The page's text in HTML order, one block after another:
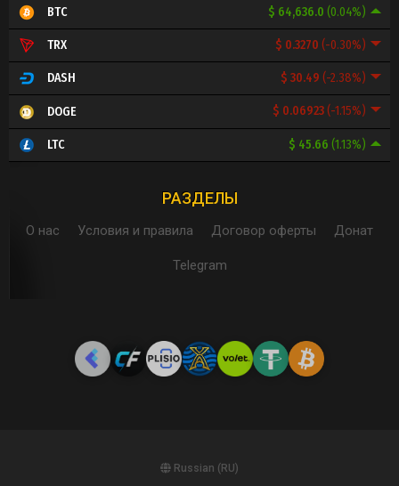
$ 64,636.0 (0.04%)
BTC
$ 0.3270 (-0.30%)
TRX
$ 30.49 (-2.38%)
DASH
$ 0.06923(-1.15%)
DOGE
$ 45.66 (1.13%)
LTC
РАЗДЕЛЫ
О нас Условия и правила Договор оферты Донат
Telegram
Russian (RU)